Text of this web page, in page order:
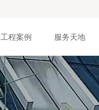
工程案例 服务天地